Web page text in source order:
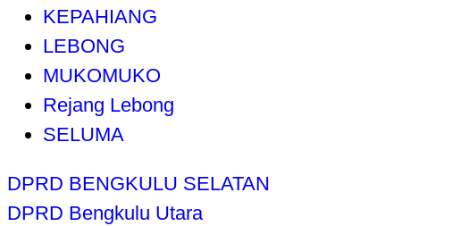
KEPAHIANG
LEBONG
MUKOMUKO
Rejang Lebong
SELUMA
DPRD BENGKULU SELATAN
DPRD Bengkulu Utara